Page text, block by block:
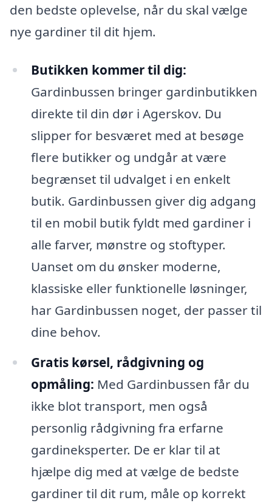
den bedste oplevelse, når du skal vælge
nye gardiner til dit hjem.
Butikken kommer til dig:
Gardinbussen bringer gardinbutikken
direkte til din dør i Agerskov. Du
slipper for besværet med at besøge
flere butikker og undgår at være
begrænset til udvalget i en enkelt
butik. Gardinbussen giver dig adgang
til en mobil butik fyldt med gardiner i
alle farver, mønstre og stoftyper.
Uanset om du ønsker moderne,
klassiske eller funktionelle løsninger,
har Gardinbussen noget, der passer til
dine behov.
Gratis kørsel, rådgivning og
opmåling: Med Gardinbussen får du
ikke blot transport, men også
personlig rådgivning fra erfarne
gardineksperter. De er klar til at
hjælpe dig med at vælge de bedste
gardiner til dit rum, måle op korrekt